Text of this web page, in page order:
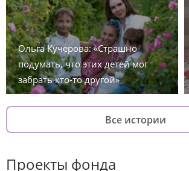
Ольга Кучерова: «Страшно
подумать, что этих детей мог
забрать кто-то другой»
Все истории
Проекты фонда